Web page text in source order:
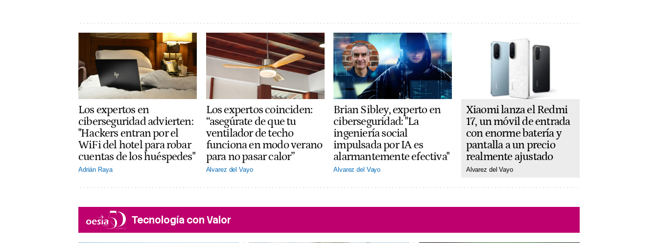
Los expertos en
ciberseguridad advierten:
"Hackers entran por el
WiFi del hotel para robar
cuentas de los huéspedes"
Adrián Raya
Los expertos coinciden:
“asegúrate de que tu
ventilador de techo
funciona en modo verano
para no pasar calor”
Alvarez del Vayo
Brian Sibley, experto en
ciberseguridad: "La
ingeniería social
impulsada por IA es
alarmantemente efectiva"
Alvarez del Vayo
Xiaomi lanza el Redmi
17, un móvil de entrada
con enorme batería y
pantalla a un precio
realmente ajustado
Alvarez del Vayo
Tecnología con Valor